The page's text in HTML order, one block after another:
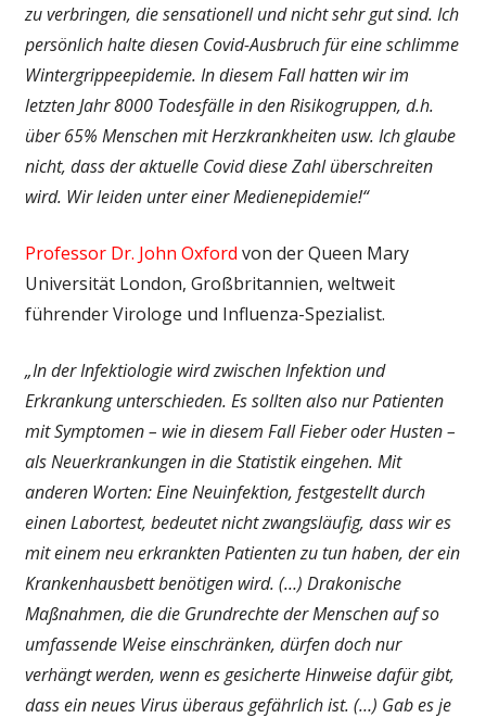
zu verbringen, die sensationell und nicht sehr gut sind. Ich
persönlich halte diesen Covid-Ausbruch für eine schlimme
Winter­grippe­epidemie. In diesem Fall hatten wir im
letzten Jahr 8000 Todesfälle in den Risikogruppen, d.h.
über 65% Menschen mit Herzkrankheiten usw. Ich glaube
nicht, dass der aktuelle Covid diese Zahl überschreiten
wird. Wir leiden unter einer Medienepidemie!“
Professor Dr. John Oxford von der Queen Mary
Universität London, Großbritannien, weltweit
führender Virologe und Influenza-Spezialist.
„In der Infektiologie wird zwischen Infektion und
Erkrankung unterschieden. Es sollten also nur Patienten
mit Symptomen – wie in diesem Fall Fieber oder Husten –
als Neuerkrankungen in die Statistik eingehen. Mit
anderen Worten: Eine Neuinfektion, festgestellt durch
einen Labortest, bedeutet nicht zwangsläufig, dass wir es
mit einem neu erkrankten Patienten zu tun haben, der ein
Krankenhausbett benötigen wird. (…) Drakonische
Maßnahmen, die die Grundrechte der Menschen auf so
umfassende Weise einschränken, dürfen doch nur
verhängt werden, wenn es gesicherte Hinweise dafür gibt,
dass ein neues Virus überaus gefährlich ist. (…) Gab es je